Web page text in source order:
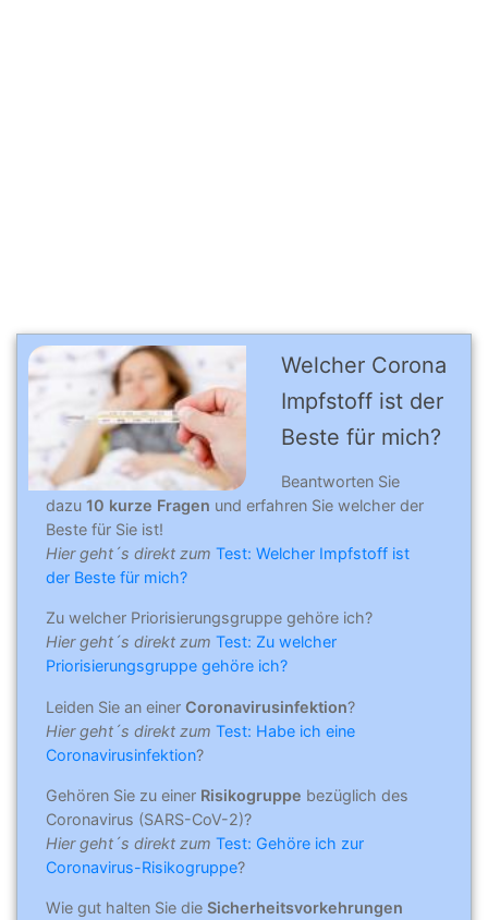
Welcher Corona
Impfstoff ist der
Beste für mich?
Beantworten Sie
dazu 10 kurze Fragen und erfahren Sie welcher der
Beste für Sie ist!
Hier geht´s direkt zum Test: Welcher Impfstoff ist
der Beste für mich?
Zu welcher Priorisierungsgruppe gehöre ich?
Hier geht´s direkt zum Test: Zu welcher
Priorisierungsgruppe gehöre ich?
Leiden Sie an einer Coronavirusinfektion?
Hier geht´s direkt zum Test: Habe ich eine
Coronavirusinfektion?
Gehören Sie zu einer Risikogruppe bezüglich des
Coronavirus (SARS-CoV-2)?
Hier geht´s direkt zum Test: Gehöre ich zur
Coronavirus-Risikogruppe?
Wie gut halten Sie die Sicherheitsvorkehrungen